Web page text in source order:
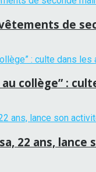
de
au collège” :
22 ans,